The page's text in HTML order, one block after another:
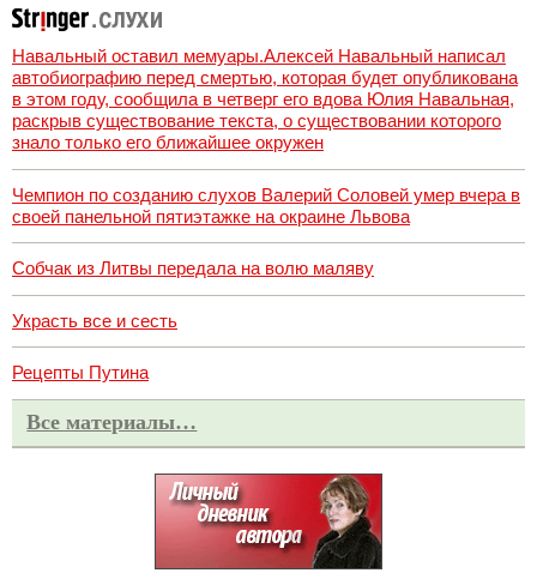
Навальный оставил мемуары.Алексей Навальный написал
автобиографию перед смертью, которая будет опубликована
в этом году, сообщила в четверг его вдова Юлия Навальная,
раскрыв существование текста, о существовании которого
знало только его ближайшее окружен
Чемпион по созданию слухов Валерий Соловей умер вчера в
своей панельной пятиэтажке на окраине Львова
Собчак из Литвы передала на волю маляву
Украсть все и сесть
Рецепты Путина
Все материалы…